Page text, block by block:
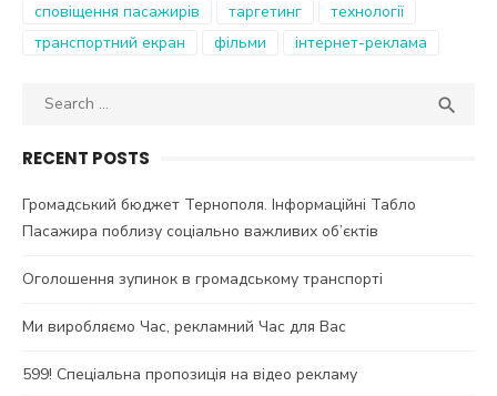
сповіщення пасажирів
таргетинг
технології
транспортний екран
фільми інтернет-реклама
Search

RECENT POSTS
Громадський бюджет Тернополя. Інформаційні Табло
Пасажира поблизу соціально важливих об’єктів
Оголошення зупинок в громадському транспорті
Ми виробляємо Час, рекламний Час для Вас
599! Спеціальна пропозиція на відео рекламу